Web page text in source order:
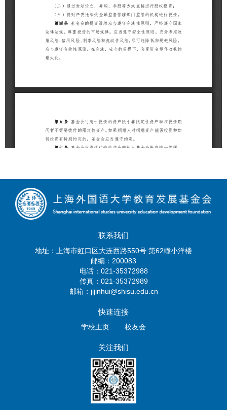
联系我们
地址：上海市虹口区大连西路550号 第62幢小洋楼
邮编：200083
电话：021-35372988
传真：021-35372989
邮箱：jijinhui@shisu.edu.cn
快速连接
学校主页 校友会
关注我们